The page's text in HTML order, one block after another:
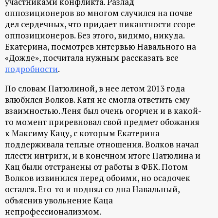
оппозиционеров во многом случился на почве
дел сердечных, что придает пикантности ссоре
оппозиционеров. Без этого, видимо, никуда.
Екатерина, посмотрев интервью Навального на
«Дожде», посчитала нужным рассказать все
подробности.
По словам Патюлиной, в нее летом 2013 года
влюбился Волков. Катя не смогла ответить ему
взаимностью. Леня был очень огорчен и в какой-
то момент приревновал свой предмет обожания
к Максиму Кацу, с которым Екатерина
поддерживала теплые отношения. Волков начал
плести интриги, и в конечном итоге Патюлина и
Кац были отстранены от работы в ФБК. Потом
Волков извинился перед обоими, но осадочек
остался. Его-то и поднял со дна Навальный,
объяснив увольнение Каца
непрофессионализмом.